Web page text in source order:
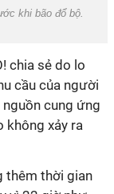
khi bão đổ bộ.
chia sẻ do lo
cầu của người
cung ứng
không xảy ra
thêm thời gian